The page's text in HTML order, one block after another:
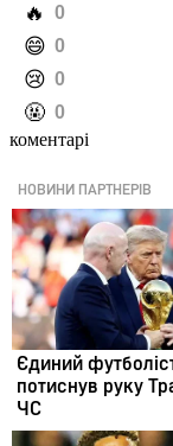
️🔥 0
️😄 0
️😢 0
️🤬 0
коментарі